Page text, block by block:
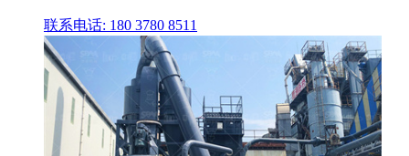
联系电话: 180 3780 8511